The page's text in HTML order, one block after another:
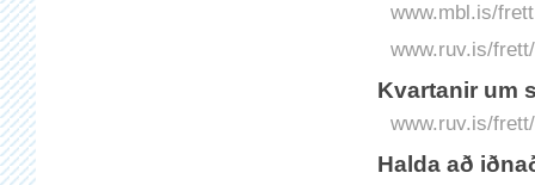
www.mbl.is/
www.ruv.is/
Kvartanir um
www.ruv.is/
Halda að